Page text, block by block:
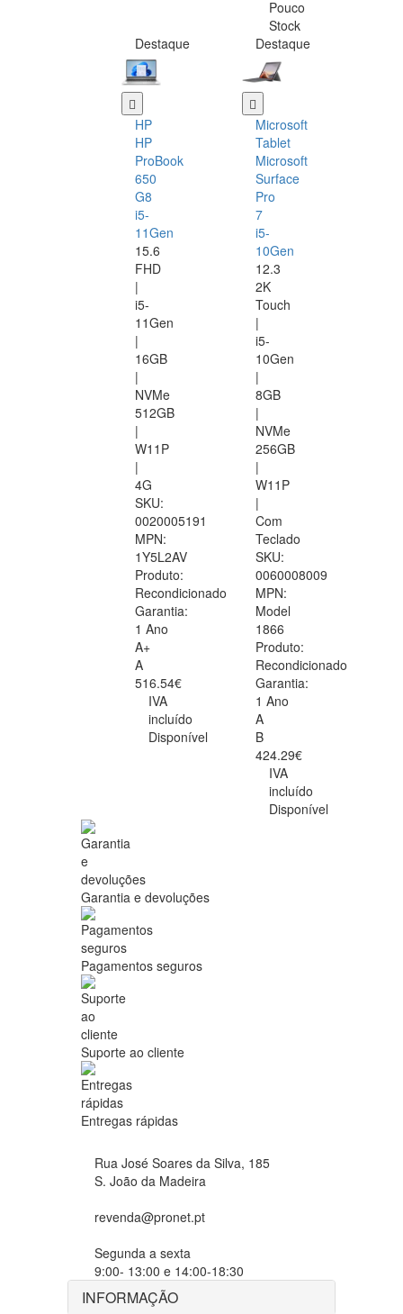
Pouco
Stock
Destaque
HP
HP
ProBook
650
G8
i5-
11Gen
15.6
FHD
|
i5-
11Gen
|
16GB
|
NVMe
512GB
|
W11P
|
4G
SKU:
0020005191
MPN:
1Y5L2AV
Produto:
Recondicionado
Garantia:
1 Ano
A+
A
516.54€
IVA
incluído
Disponível
Destaque
Microsoft
Tablet
Microsoft
Surface
Pro
7
i5-
10Gen
12.3
2K
Touch
|
i5-
10Gen
|
8GB
|
NVMe
256GB
|
W11P
|
Com
Teclado
SKU:
0060008009
MPN:
Model
1866
Produto:
Recondicionado
Garantia:
1 Ano
A
B
424.29€
IVA
incluído
Disponível
Garantia e devoluções
Pagamentos seguros
Suporte ao cliente
Entregas rápidas
Rua José Soares da Silva, 185
S. João da Madeira
revenda@pronet.pt
Segunda a sexta
9:00- 13:00 e 14:00-18:30
INFORMAÇÃO